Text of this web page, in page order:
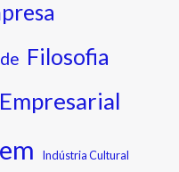
Filosofia
Indústria Cultural